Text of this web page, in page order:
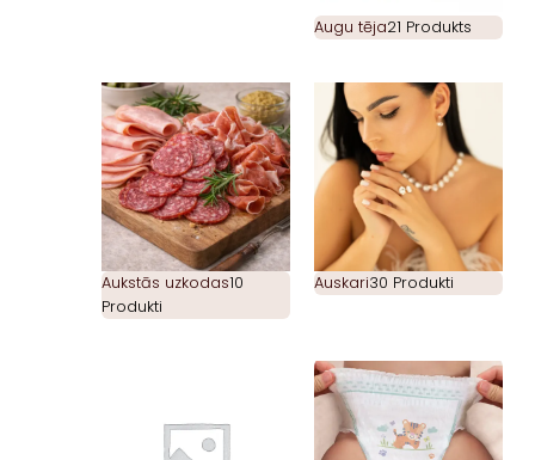
Augu tēja21 Produkts
Aukstās uzkodas10
Produkti
Auskari30 Produkti